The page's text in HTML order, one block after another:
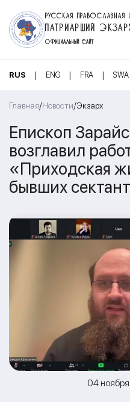
РУССКАЯ ПРАВОСЛАВНАЯ
ПАТРИАРШИЙ
ОФИЦИАЛЬНЫЙ САЙТ
RUS | ENG | FRA | SWA
Главная/Новости/Экзарх
Епископ
возглавил
«Приходская
бывших
04